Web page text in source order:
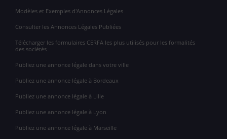
Modèles et Exemples d'Annonces Légales
Consulter les Annonces Légales Publiées
Télécharger les formulaires CERFA les plus utilisés pour les formalités
des sociétés
Publiez une annonce légale dans votre ville
Publiez une annonce légale à Bordeaux
Publiez une annonce légale à Lille
Publiez une annonce légale à Lyon
Publiez une annonce légale à Marseille